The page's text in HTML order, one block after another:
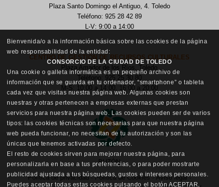
Plaza Santo Domingo el Antiguo, 4. Toledo
Teléfono: 925 28 42 89
L-V: 9:00 a 14:00
CENTRO DE GESTIÓN DE RECURSOS CULTURALES
Plaza Amador de los Ríos, Toledo
Teléfono: 925 25 30 80
M-S: 10:00 a 14:00, 16:00 a 20:00
BUZÓN
Política de privacidad·Política de Cookies ·Aviso legal·
Bienvenida/o a la información básica sobre las cookies de la página
web responsabilidad de la entidad:
CONSORCIO DE LA CIUDAD DE TOLEDO
Una cookie o galleta informática es un pequeño archivo de
información que se guarda en tu ordenador, “smartphone” o tableta
cada vez que visitas nuestra página web. Algunas cookies son
nuestras y otras pertenecen a empresas externas que prestan
servicios para nuestra página web. Las cookies pueden ser de varios
tipos: las cookies técnicas son necesarias para que nuestra página
web pueda funcionar, no necesitan de tu autorización y son las
únicas que tenemos activadas por defecto.
El resto de cookies sirven para mejorar nuestra página, para
personalizarla en base a tus preferencias, o para poder mostrarte
publicidad ajustada a tus búsquedas, gustos e intereses personales.
Puedes aceptar todas estas cookies pulsando el botón ACEPTAR,